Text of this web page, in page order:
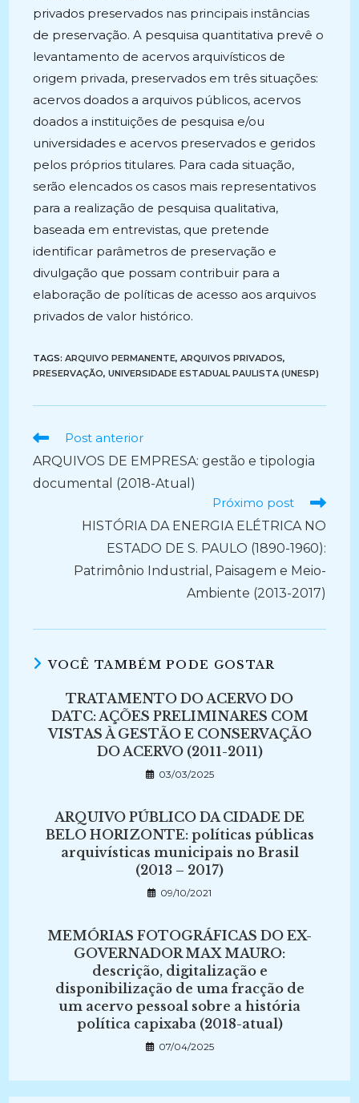
privados preservados nas principais instâncias
de preservação. A pesquisa quantitativa prevê o
levantamento de acervos arquivísticos de
origem privada, preservados em três situações:
acervos doados a arquivos públicos, acervos
doados a instituições de pesquisa e/ou
universidades e acervos preservados e geridos
pelos próprios titulares. Para cada situação,
serão elencados os casos mais representativos
para a realização de pesquisa qualitativa,
baseada em entrevistas, que pretende
identificar parâmetros de preservação e
divulgação que possam contribuir para a
elaboração de políticas de acesso aos arquivos
privados de valor histórico.
TAGS:ARQUIVO PERMANENTE, ARQUIVOS PRIVADOS,
PRESERVAÇÃO, UNIVERSIDADE ESTADUAL PAULISTA (UNESP)
Ler
artigos
Post anterior
ARQUIVOS DE EMPRESA: gestão e tipologia
documental (2018-Atual)
Próximo post
HISTÓRIA DA ENERGIA ELÉTRICA NO
ESTADO DE S. PAULO (1890-1960):
Patrimônio Industrial, Paisagem e Meio-
Ambiente (2013-2017)
VOCÊ TAMBÉM PODE GOSTAR
TRATAMENTO DO ACERVO DO
DATC: AÇÕES PRELIMINARES COM
VISTAS À GESTÃO E CONSERVAÇÃO
DO ACERVO (2011-2011)
03/03/2025
ARQUIVO PÚBLICO DA CIDADE DE
BELO HORIZONTE: políticas públicas
arquivísticas municipais no Brasil
(2013 – 2017)
09/10/2021
MEMÓRIAS FOTOGRÁFICAS DO EX-
GOVERNADOR MAX MAURO:
descrição, digitalização e
disponibilização de uma fracção de
um acervo pessoal sobre a história
política capixaba (2018-atual)
07/04/2025